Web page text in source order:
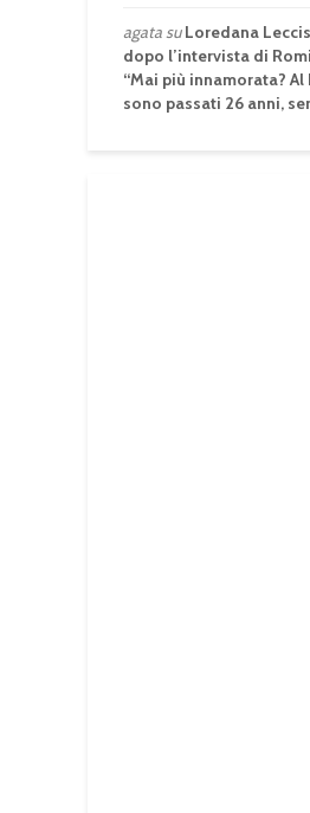
agatasuLoredana
dopo l’intervista di
“Mai più innamorata? Al
sono passati 26 anni,